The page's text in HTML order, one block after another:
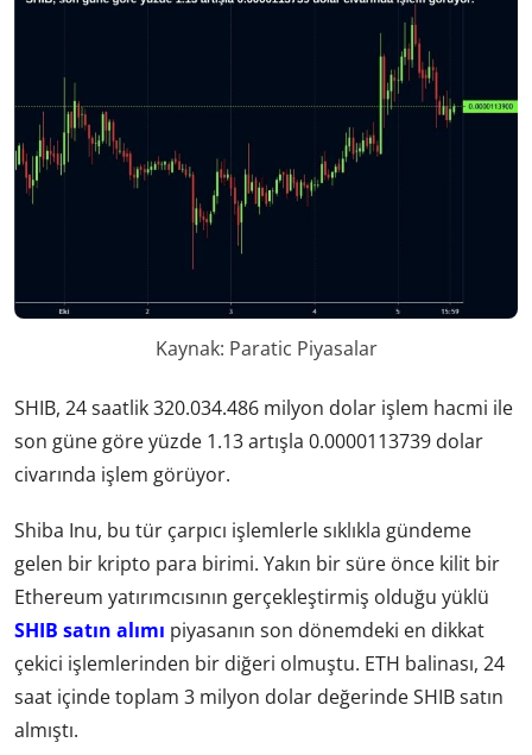
Kaynak: Paratic Piyasalar
SHIB, 24 saatlik 320.034.486 milyon dolar işlem hacmi ile
son güne göre yüzde 1.13 artışla 0.0000113739 dolar
civarında işlem görüyor.
Shiba Inu, bu tür çarpıcı işlemlerle sıklıkla gündeme
gelen bir kripto para birimi. Yakın bir süre önce kilit bir
Ethereum yatırımcısının gerçekleştirmiş olduğu yüklü
SHIB satın alımı piyasanın son dönemdeki en dikkat
çekici işlemlerinden bir diğeri olmuştu. ETH balinası, 24
saat içinde toplam 3 milyon dolar değerinde SHIB satın
almıştı.